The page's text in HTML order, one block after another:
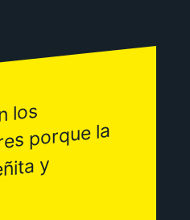
porque la
y